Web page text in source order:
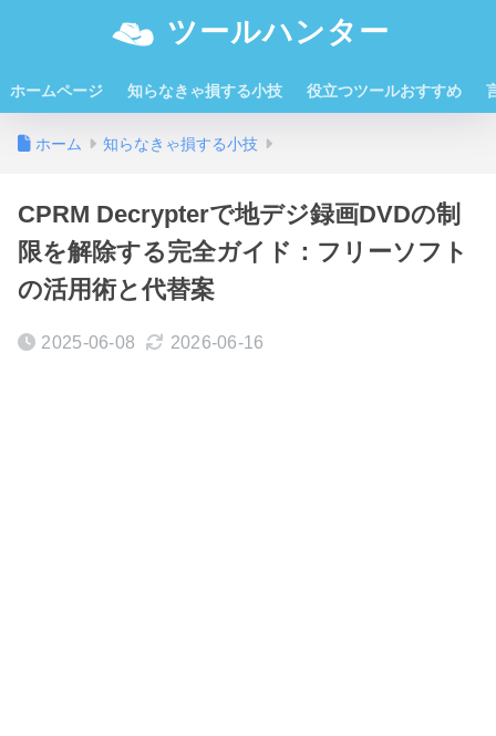
ツールハンター
ホームページ 知らなきゃ損する小技 役立つツールおすすめ
ホーム 知らなきゃ損する小技
CPRM Decrypterで地デジ録画DVDの制
限を解除する完全ガイド：フリーソフト
の活用術と代替案
2025-06-08 2026-06-16